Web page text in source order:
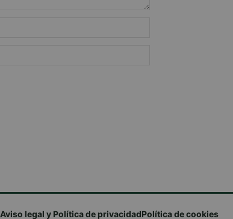
Aviso legal y Política de privacidadPolítica de cookies